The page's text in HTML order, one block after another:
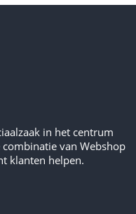
in het centrum
van Webshop
klanten helpen.